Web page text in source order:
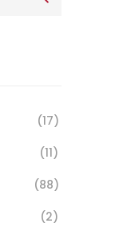
(17)
(11)
(88)
(2)